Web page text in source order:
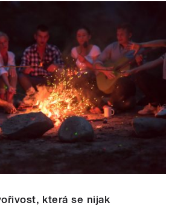
která se nijak